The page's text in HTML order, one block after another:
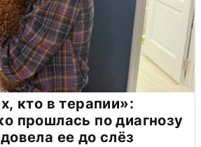
кто в терапии»:
прошлась по диагнозу
ее до слёз